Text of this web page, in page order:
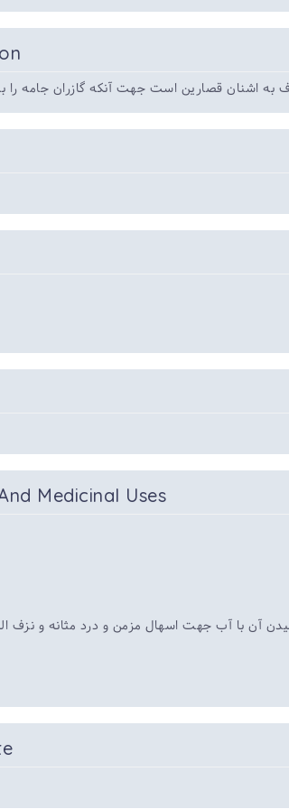
اشنان قصارین است جهت آنکه گازران جامه را
Medicinal Uses
آن با آب جهت اسهال مزمن و درد مثانه و نزف